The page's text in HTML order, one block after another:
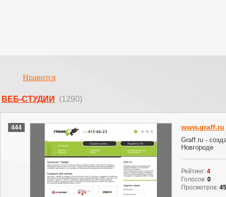
Нравится
ВЕБ-СТУДИИ (1290)
444 www.graff.ru
Graff.ru -
Новгороде
Рейтинг: 4
Голосов: 0
Просмотров: